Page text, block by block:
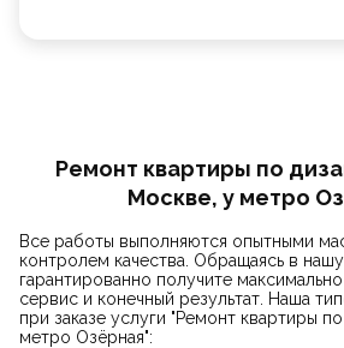
Ремонт квартиры по
Москве, у метро
Все работы выполняются опытными
контролем качества. Обращаясь в
гарантированно получите
сервис и конечный результат. Наша
при заказе услуги "Ремонт квартиры
метро Озёрная":